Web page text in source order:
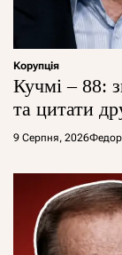
Корупція
Кучмі – 88:
та цитати
9 Серпня, 2026